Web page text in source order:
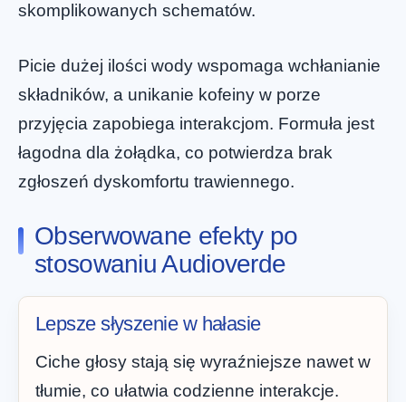
skomplikowanych schematów.
Picie dużej ilości wody wspomaga wchłanianie
składników, a unikanie kofeiny w porze
przyjęcia zapobiega interakcjom. Formuła jest
łagodna dla żołądka, co potwierdza brak
zgłoszeń dyskomfortu trawiennego.
Obserwowane efekty po
stosowaniu Audioverde
Lepsze słyszenie w hałasie
Ciche głosy stają się wyraźniejsze nawet w
tłumie, co ułatwia codzienne interakcje.